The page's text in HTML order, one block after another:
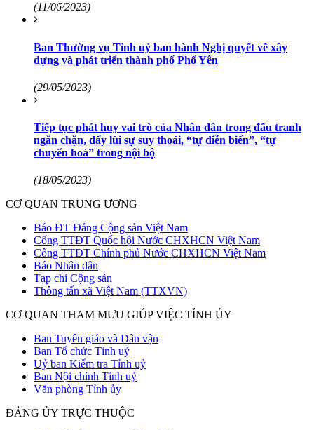
(11/06/2023)
Ban Thường vụ Tỉnh uỷ ban hành Nghị quyết về xây
dựng và phát triển thành phố Phổ Yên
(29/05/2023)
Tiếp tục phát huy vai trò của Nhân dân trong đấu tranh
ngăn chặn, đẩy lùi sự suy thoái, “tự diễn biến”, “tự
chuyển hoá” trong nội bộ
(18/05/2023)
CƠ QUAN TRUNG ƯƠNG
Báo ĐT Đảng Cộng sản Việt Nam
Cổng TTĐT Quốc hội Nước CHXHCN Việt Nam
Cổng TTĐT Chính phủ Nước CHXHCN Việt Nam
Báo Nhân dân
Tạp chí Cộng sản
Thông tấn xã Việt Nam (TTXVN)
CƠ QUAN THAM MƯU GIÚP VIỆC TỈNH ỦY
Ban Tuyên giáo và Dân vận
Ban Tổ chức Tỉnh uỷ
Uỷ ban Kiểm tra Tỉnh uỷ
Ban Nội chính Tỉnh uỷ
Văn phòng Tỉnh ủy
ĐẢNG ỦY TRỰC THUỘC